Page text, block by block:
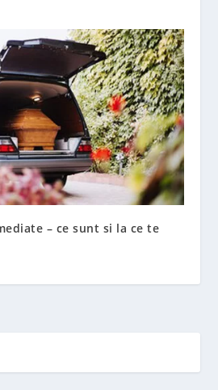
– ce sunt si la ce te